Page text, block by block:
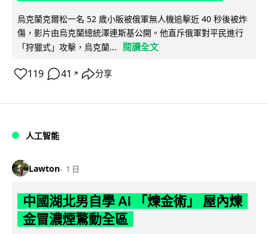
烏克蘭克爾松一名 52 歲小販被俄軍無人機追擊近 40 秒後被炸
傷，影片由烏克蘭總統澤連斯基公開。他直斥俄軍對平民進行
「狩獵式」攻擊，烏克蘭...
閱讀全文
119 41 ↗ 分享
人工智能
Lawton 1 日
中國湖北男自學 AI 「煉金術」 屋內煉
金冒濃煙驚動全區